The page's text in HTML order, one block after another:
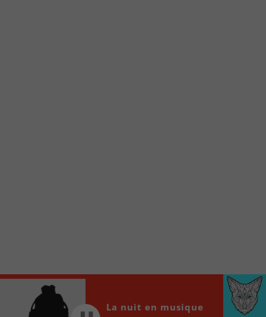
locale vous sont maintenant accessibles en un clic!
Audio
Player
00:00
La nuit en musique